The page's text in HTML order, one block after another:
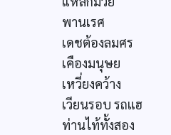
พานเรศ
เดชต้องลมศร
เคืองมนุษย
เหวี่ยงคว้าง
เวียนรอบ รถแฮ
ท่านไท้ทั้งสอง